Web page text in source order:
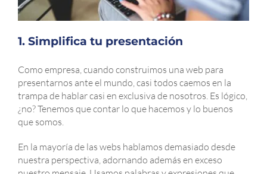
1. Simplifica tu presentación
Como empresa, cuando construimos una web para
presentarnos ante el mundo, casi todos caemos en la
trampa de hablar casi en exclusiva de nosotros. Es lógico,
¿no? Tenemos que contar lo que hacemos y lo buenos
que somos.
En la mayoría de las webs hablamos demasiado desde
nuestra perspectiva, adornando además en exceso